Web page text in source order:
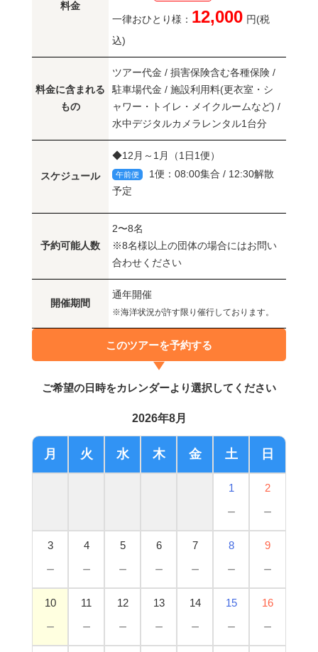
料金
一律おひとり様： 12,000 円(税
込)
料金に含まれる
もの
ツアー代金 / 損害保険含む各種保険 /
駐車場代金 / 施設利用料(更衣室・シ
ャワー・トイレ・メイクルームなど) /
水中デジタルカメラレンタル1台分
スケジュール
◆12月～1月（1日1便）
午前便
1便：08:00集合 / 12:30解散
予定
予約可能人数
2〜8名
※8名様以上の団体の場合にはお問い
合わせください
開催期間
通年開催
※海洋状況が許す限り催行しております。
このツアーを予約する
ご希望の日時をカレンダーより選択してください
2026年8月
月 火 水 木 金 土 日
1
－
2
－
3
－
4
－
5
－
6
－
7
－
8
－
9
－
10
－
11
－
12
－
13
－
14
－
15
－
16
－